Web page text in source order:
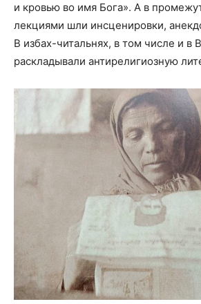
и кровью во имя Бога». А в
лекциями шли инсценировки,
В избах-читальнях, в том числе и в
раскладывали антирелигиозную